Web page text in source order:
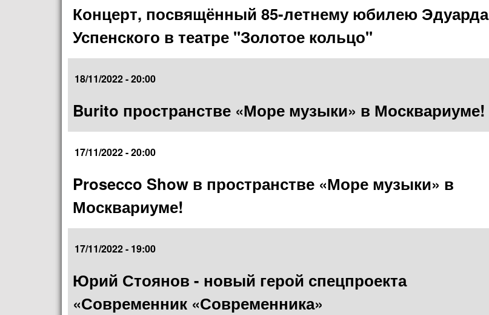
Концерт, посвящённый 85-летнему юбилею Эдуарда
Успенского в театре "Золотое кольцо"
18/11/2022 - 20:00
Burito пространстве «Море музыки» в Москвариуме!
17/11/2022 - 20:00
Prosecco Show в пространстве «Море музыки» в
Москвариуме!
17/11/2022 - 19:00
Юрий Стоянов - новый герой спецпроекта
«Современник «Современника»